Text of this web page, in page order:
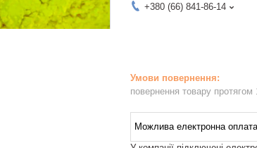
+380 (66) 841-86-14
повернення товару протягом